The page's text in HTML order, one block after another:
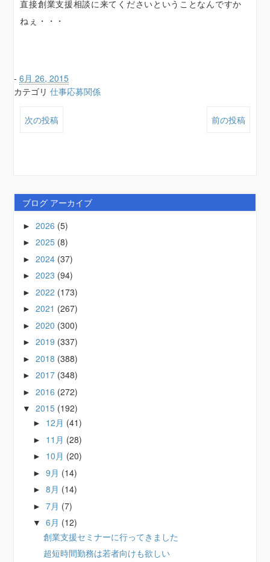
直接創業支援相談に来てくださいということなんですか
ねぇ・・・
-6月 26, 2015
カテゴリ仕事応募関係
次の投稿 前の投稿
ブログ アーカイブ
►2026 (5)
►2025 (8)
►2024 (37)
►2023 (94)
►2022 (173)
►2021 (267)
►2020 (300)
►2019 (337)
►2018 (388)
►2017 (348)
►2016 (272)
▼2015 (192)
► 12月 (41)
► 11月 (28)
► 10月 (20)
►9月 (14)
►8月 (14)
►7月 (7)
▼6月 (12)
創業支援セミナーに行ってきました
超短時間勤務は若者向けも欲しい